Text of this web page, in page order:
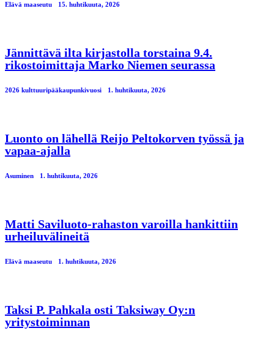
Elävä maaseutu 15. huhtikuuta, 2026
Jännittävä ilta kirjastolla torstaina 9.4.
rikostoimittaja Marko Niemen seurassa
2026 kulttuuripääkaupunkivuosi 1. huhtikuuta, 2026
Luonto on lähellä Reijo Peltokorven työssä ja
vapaa-ajalla
Asuminen 1. huhtikuuta, 2026
Matti Saviluoto-rahaston varoilla hankittiin
urheiluvälineitä
Elävä maaseutu 1. huhtikuuta, 2026
Taksi P. Pahkala osti Taksiway Oy:n
yritystoiminnan